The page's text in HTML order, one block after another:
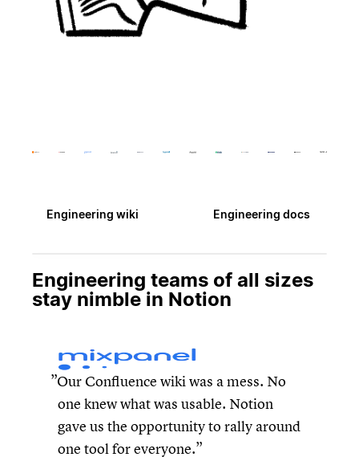
Engineering wiki Engineering docs
Engineering teams of all sizes
stay nimble in Notion
Our Confluence wiki was a mess. No
one knew what was usable. Notion
gave us the opportunity to rally around
one tool for everyone.